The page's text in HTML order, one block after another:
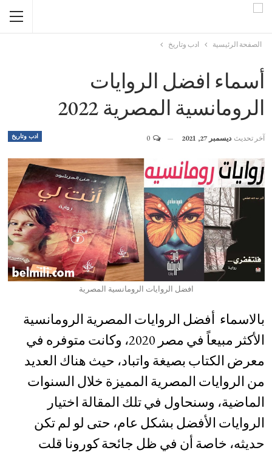
الصفحة الرئيسية ادب وتاريخ
أسماء افضل الروايات
الرومانسية المصرية 2022
ادب وتاريخ آخر تحديثديسمبر 27, 2021 0
افضل الروايات الرومانسية المصرية
بالاسماء أفضل الروايات المصرية الرومانسية
الأكثر مبيعاً في مصر 2020، وكانت متوفره في
معرض الكتاب بصيغة واتباد، حيث هناك العديد
من الروايات المصرية المميزة خلال السنوات
الماضية، وسنحاول في تلك المقالة اختيار
الروايات الأفضل بشكل عام، حتى لو لم تكن
حديثه، خاصة أن في ظل جائحة كورونا قلت